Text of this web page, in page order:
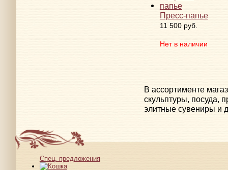
Пресс-папье
11 500 руб.
Нет в наличии
В ассортименте
скульптуры, посуда,
элитные сувениры и
Спец. предложения